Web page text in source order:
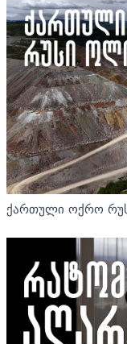
ქართული ოქრო